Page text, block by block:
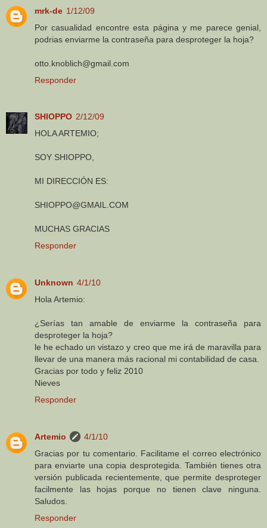
mrk-de 1/12/09
Por casualidad encontre esta página y me parece genial,
podrias enviarme la contraseña para desproteger la hoja?
otto.knoblich@gmail.com
Responder
SHIOPPO 2/12/09
HOLA ARTEMIO;
SOY SHIOPPO,
MI DIRECCIÓN ES:
SHIOPPO@GMAIL.COM
MUCHAS GRACIAS
Responder
Unknown 4/1/10
Hola Artemio:
¿Serías tan amable de enviarme la contraseña para
desproteger la hoja?
le he echado un vistazo y creo que me irá de maravilla para
llevar de una manera más racional mi contabilidad de casa.
Gracias por todo y feliz 2010
Nieves
Responder
Artemio
4/1/10
Gracias por tu comentario. Facilitame el correo electrónico
para enviarte una copia desprotegida. También tienes otra
versión publicada recientemente, que permite desproteger
facilmente las hojas porque no tienen clave ninguna.
Saludos.
Responder